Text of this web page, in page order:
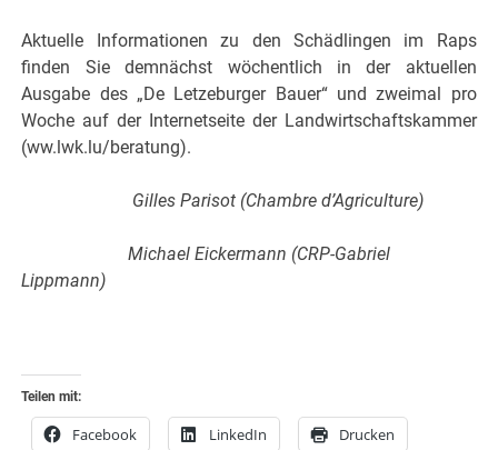
Aktuelle Informationen zu den Schädlingen im Raps
finden Sie demnächst wöchentlich in der aktuellen
Ausgabe des „De Letzeburger Bauer“ und zweimal pro
Woche auf der Internetseite der Landwirtschaftskammer
(ww.lwk.lu/beratung).
Gilles Parisot (Chambre d’Agriculture)
Michael Eickermann (CRP-Gabriel
Lippmann)
Teilen mit:
Facebook LinkedIn Drucken